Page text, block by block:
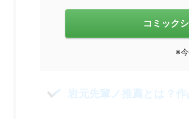
コミック
※
岩元先輩ノ推薦とは？